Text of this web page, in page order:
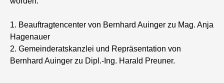
1. Beauftragtencenter von Bernhard Auinger zu Mag. Anja
Hagenauer
2. Gemeinderatskanzlei und Repräsentation von
Bernhard Auinger zu Dipl.-Ing. Harald Preuner.